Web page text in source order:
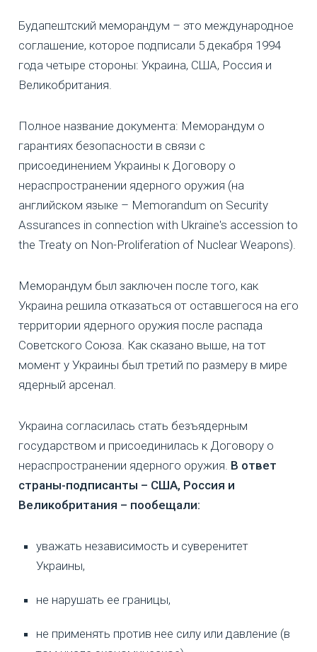
Будапештский меморандум – это международное
соглашение, которое подписали 5 декабря 1994
года четыре стороны: Украина, США, Россия и
Великобритания.
Полное название документа: Меморандум о
гарантиях безопасности в связи с
присоединением Украины к Договору о
нераспространении ядерного оружия (на
английском языке – Memorandum on Security
Assurances in connection with Ukraine's accession to
the Treaty on Non-Proliferation of Nuclear Weapons).
Меморандум был заключен после того, как
Украина решила отказаться от оставшегося на его
территории ядерного оружия после распада
Советского Союза. Как сказано выше, на тот
момент у Украины был третий по размеру в мире
ядерный арсенал.
Украина согласилась стать безъядерным
государством и присоединилась к Договору о
нераспространении ядерного оружия. В ответ
страны-подписанты – США, Россия и
Великобритания – пообещали:
уважать независимость и суверенитет
Украины,
не нарушать ее границы,
не применять против нее силу или давление (в